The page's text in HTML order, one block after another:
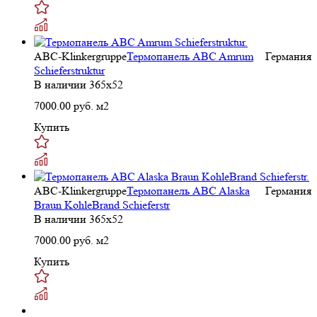
ABC-Klinkergruppe Германия
Термопанель ABC Amrum
Schieferstruktur
В наличии 365х52
7000.00 руб. м2
Купить
ABC-Klinkergruppe Германия
Термопанель ABC Alaska
Braun KohleBrand Schieferstr
В наличии 365х52
7000.00 руб. м2
Купить